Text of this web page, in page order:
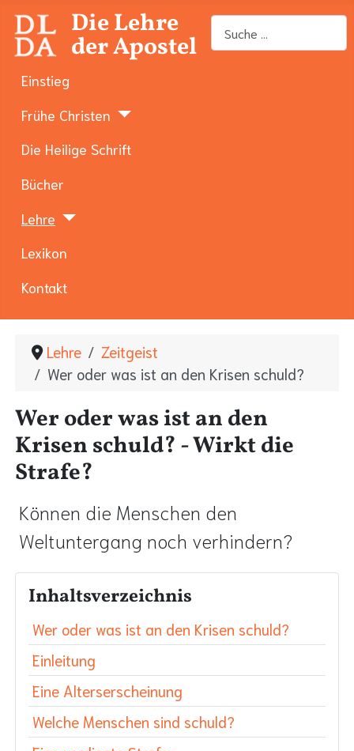
Die Lehre
der Apostel
Suchen
Einstieg
Frühe Christen
Die Heilige Schrift
Bücher
Lehre
Lexikon
Kontakt
Lehre
Zeitgeist
Wer oder was ist an den Krisen schuld?
Wer oder was ist an den
Krisen schuld? - Wirkt die
Strafe?
Können die Menschen den
Weltuntergang noch verhindern?
Inhaltsverzeichnis
Wer oder was ist an den Krisen schuld?
Einleitung
Eine Alterserscheinung
Welche Menschen sind schuld?